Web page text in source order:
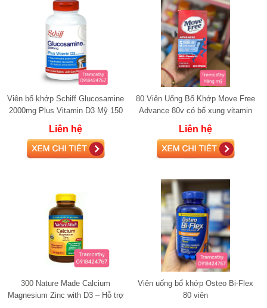
Viên bổ khớp Schiff Glucosamine
2000mg Plus Vitamin D3 Mỹ 150
viên
Liên hệ
80 Viên Uống Bổ Khớp Move Free
Advance 80v có bổ xung vitamin
D3 glucosamine
Liên hệ
300 Nature Made Calcium
Magnesium Zinc with D3 – Hỗ trợ
Viên uống bổ khớp Osteo Bi-Flex
80 viên